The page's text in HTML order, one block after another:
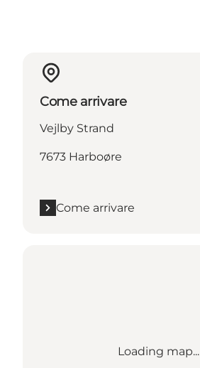
Come arrivare
Vejlby Strand
7673 Harboøre
Come arrivare
Loading map...